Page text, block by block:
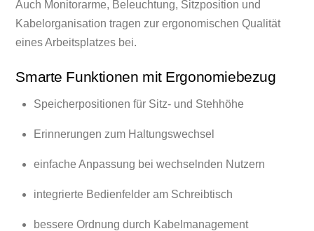
Auch Monitorarme, Beleuchtung, Sitzposition und
Kabelorganisation tragen zur ergonomischen Qualität
eines Arbeitsplatzes bei.
Smarte Funktionen mit Ergonomiebezug
Speicherpositionen für Sitz- und Stehhöhe
Erinnerungen zum Haltungswechsel
einfache Anpassung bei wechselnden Nutzern
integrierte Bedienfelder am Schreibtisch
bessere Ordnung durch Kabelmanagement